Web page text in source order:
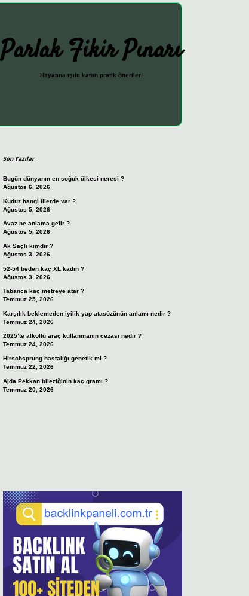
Parlak Fikir Pınarı
Hayatına ışıltı katan pratik öneriler!
Son Yazılar
Bugün dünyanın en soğuk ülkesi neresi ?
Ağustos 6, 2026
Kuduz hangi illerde var ?
Ağustos 5, 2026
Avaz ne anlama gelir ?
Ağustos 5, 2026
Ak Saçlı kimdir ?
Ağustos 3, 2026
52-54 beden kaç XL kadın ?
Ağustos 3, 2026
Tabanca kaç metreye atar ?
Temmuz 25, 2026
Karşılık beklemeden iyilik yap atasözünün anlamı nedir ?
Temmuz 24, 2026
2025’te alkollü araç kullanmanın cezası nedir ?
Temmuz 24, 2026
Hirschsprung hastalığı genetik mi ?
Temmuz 22, 2026
Ajda Pekkan bileziğinin kaç gramı ?
Temmuz 20, 2026